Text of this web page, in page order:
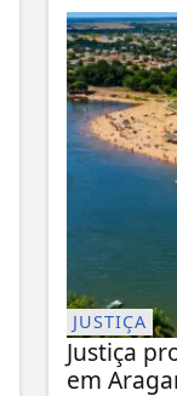
JUSTIÇA
Justiça
em